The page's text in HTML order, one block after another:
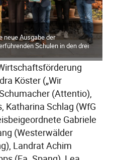
neue Ausgabe der
Schulen in den drei
Köster („Wir
(Attentio),
Katharina Schlag (WfG
Gabriele
(Westerwälder
Landrat Achim